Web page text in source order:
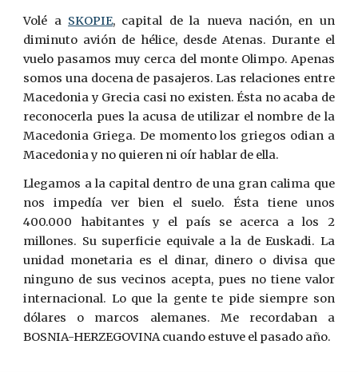
Volé a SKOPIE, capital de la nueva nación, en un
diminuto avión de hélice, desde Atenas. Durante el
vuelo pasamos muy cerca del monte Olimpo. Apenas
somos una docena de pasajeros. Las relaciones entre
Macedonia y Grecia casi no existen. Ésta no acaba de
reconocerla pues la acusa de utilizar el nombre de la
Macedonia Griega. De momento los griegos odian a
Macedonia y no quieren ni oír hablar de ella.
Llegamos a la capital dentro de una gran calima que
nos impedía ver bien el suelo. Ésta tiene unos
400.000 habitantes y el país se acerca a los 2
millones. Su superficie equivale a la de Euskadi. La
unidad monetaria es el dinar, dinero o divisa que
ninguno de sus vecinos acepta, pues no tiene valor
internacional. Lo que la gente te pide siempre son
dólares o marcos alemanes. Me recordaban a
BOSNIA-HERZEGOVINA cuando estuve el pasado año.